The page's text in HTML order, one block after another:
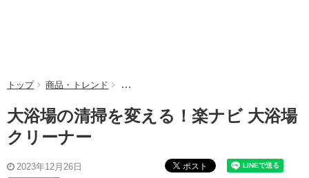
トップ 商品・トレンド 大浴場の清掃を変える！楽ナビ 大浴場クリー
大浴場の清掃を変える！楽ナビ 大浴場
クリーナー
2023年12月26日 ポスト